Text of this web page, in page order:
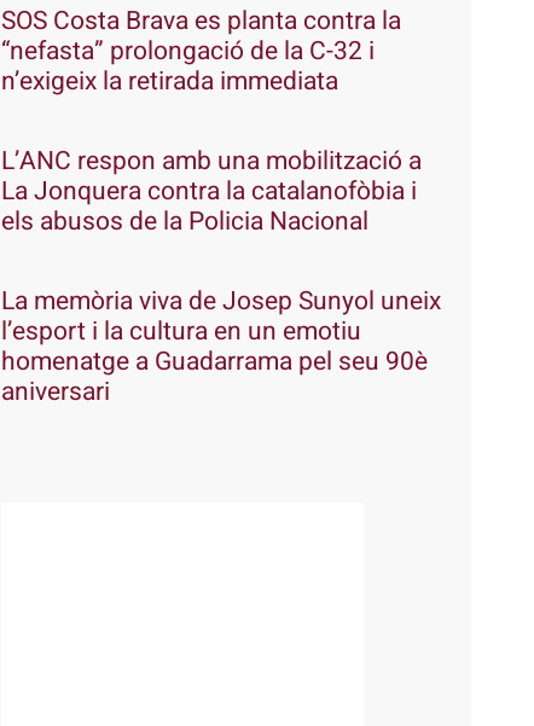
SOS Costa Brava es planta contra la
“nefasta” prolongació de la C-32 i
n’exigeix la retirada immediata
L’ANC respon amb una mobilització a
La Jonquera contra la catalanofòbia i
els abusos de la Policia Nacional
La memòria viva de Josep Sunyol uneix
l’esport i la cultura en un emotiu
homenatge a Guadarrama pel seu 90è
aniversari